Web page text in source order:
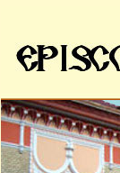
Sari
navigare